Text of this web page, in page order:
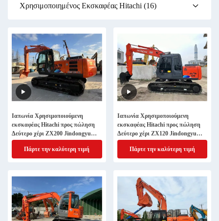
Χρησιμοποιημένος Εκσκαφέας Hitachi (16)
Ιαπωνία Χρησιμοποιούμενη
εκσκαφέας Hitachi προς πώληση
Δεύτερο χέρι ZX200 Jindongyu
Μηχανήματα
Πάρτε την καλύτερη τιμή
Ιαπωνία Χρησιμοποιούμενη
εκσκαφέας Hitachi προς πώληση
Δεύτερο χέρι ZX120 Jindongyu
Μηχανήματα
Πάρτε την καλύτερη τιμή